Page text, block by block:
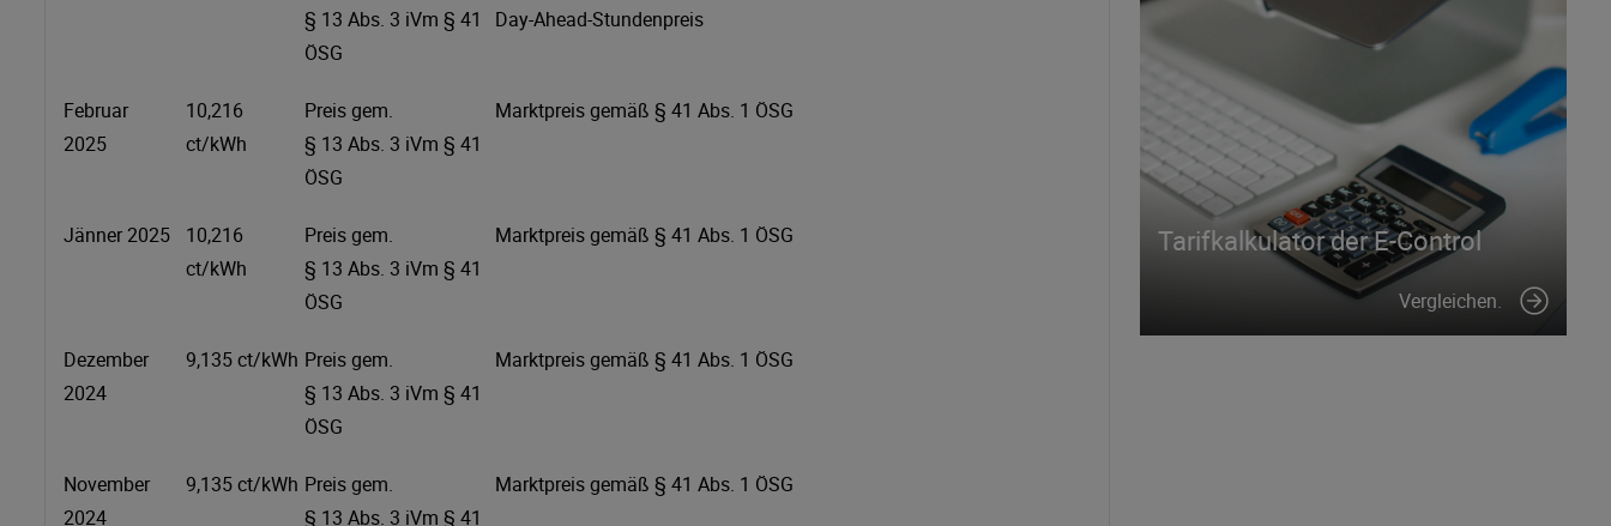
§ 13 Abs. 3 iVm § 41
ÖSG
Day-Ahead-Stundenpreis
Februar
2025
10,216
ct/kWh
Preis gem.
§ 13 Abs. 3 iVm § 41
ÖSG
Marktpreis gemäß § 41 Abs. 1 ÖSG
Jänner 2025
10,216
ct/kWh
Preis gem.
§ 13 Abs. 3 iVm § 41
ÖSG
Marktpreis gemäß § 41 Abs. 1 ÖSG
Dezember
2024
9,135 ct/kWh Preis gem.
§ 13 Abs. 3 iVm § 41
ÖSG
Marktpreis gemäß § 41 Abs. 1 ÖSG
November
2024
9,135 ct/kWh Preis gem.
§ 13 Abs. 3 iVm § 41
Marktpreis gemäß § 41 Abs. 1 ÖSG
Tarifkalkulator der E-Control
Vergleichen.